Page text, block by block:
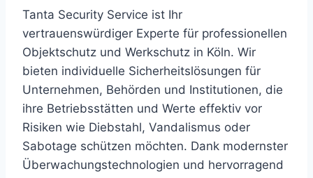
Tanta Security Service ist Ihr
vertrauenswürdiger Experte für professionellen
Objektschutz und Werkschutz in Köln. Wir
bieten individuelle Sicherheitslösungen für
Unternehmen, Behörden und Institutionen, die
ihre Betriebsstätten und Werte effektiv vor
Risiken wie Diebstahl, Vandalismus oder
Sabotage schützen möchten. Dank modernster
Überwachungstechnologien und hervorragend